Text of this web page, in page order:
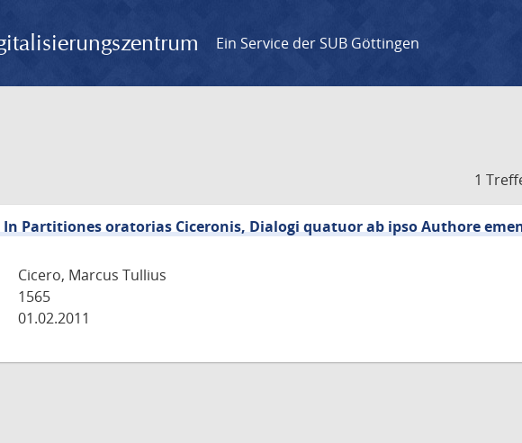
Ein Service der SUB Göttingen
1
Partitiones oratorias Ciceronis, Dialogi quatuor ab ipso Authore
Cicero, Marcus Tullius
1565
01.02.2011